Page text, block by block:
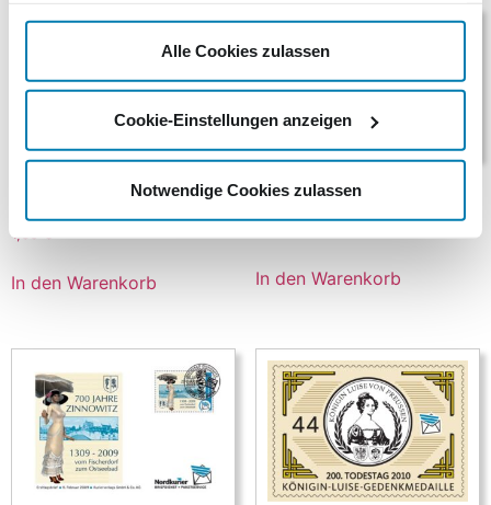
gesammelt haben.
Alle Cookies zulassen
Cookie-Einstellungen anzeigen
Notwendige Cookies zulassen
Regionalmarke Uckermark
1,85
In den Warenkorb
Meeresmuseum Stralsund
In den Warenkorb